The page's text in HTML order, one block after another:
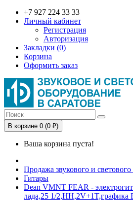
+7 927 224 33 33
Личный кабинет
Регистрация
Авторизация
Закладки (0)
Корзина
Оформить заказ
В корзине 0 (0 ₽)
Ваша корзина пуста!
Продажа звукового и
Гитары
Dean VMNT FEAR -
лада,25 1/2,HH,2V+1T,графика